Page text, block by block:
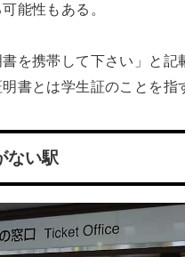
能性もある。
を携帯して下さい」と記
書とは学生証のことを指
ない駅